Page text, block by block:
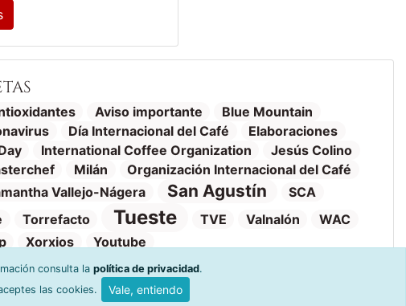
Aviso importante
Blue Mountain
Día Internacional del Café
Elaboraciones
International Coffee Organization
Jesús Colino
Milán
Organización Internacional del Café
Vallejo-Nágera San Agustín
SCA
Torrefacto Tueste TVE Valnalón
WAC
Xorxios Youtube
de uso y venta
Ayuda y devoluciones
consulta la política de privacidad.
las cookies.
Vale, entiendo